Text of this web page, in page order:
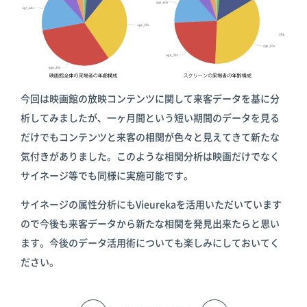
今回は映画館の放映コンテンツに関して来客データを基に分
析してみましたが、一ヶ月間という短い期間のデータを見る
だけでもコンテンツと来客の相関が色々と見えてきて新たな
気付きがありました。このような相関分析は映画だけでなく
サイネージ等でも同様に実施可能です。
サイネージの属性分析にもVieurekaを活用いただいています
ので今後も来客データから新たな相関を発見出来たらと思い
ます。今後のデータ活用術についても楽しみにしておいてく
ださい。